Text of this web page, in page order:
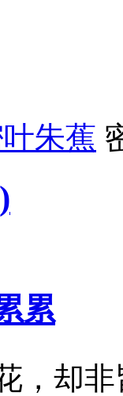
朱蕉
累
，却